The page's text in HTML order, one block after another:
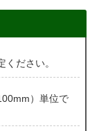
ださい。
）単位で